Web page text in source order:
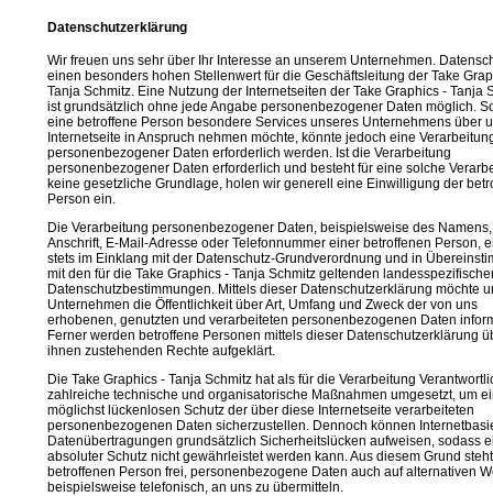
Datenschutzerklärung
Wir freuen uns sehr über Ihr Interesse an unserem Unternehmen.
einen besonders hohen Stellenwert für die Geschäftsleitung der Take
Tanja Schmitz. Eine Nutzung der Internetseiten der Take Graphics - Tanja
ist grundsätzlich ohne jede Angabe personenbezogener Daten möglich.
eine betroffene Person besondere Services unseres Unternehmens über
Internetseite in Anspruch nehmen möchte, könnte jedoch eine
personenbezogener Daten erforderlich werden. Ist die Verarbeitung
personenbezogener Daten erforderlich und besteht für eine solche
keine gesetzliche Grundlage, holen wir generell eine Einwilligung der
Person ein.
Die Verarbeitung personenbezogener Daten, beispielsweise des
Anschrift, E-Mail-Adresse oder Telefonnummer einer betroffenen Person,
stets im Einklang mit der Datenschutz-Grundverordnung und in
mit den für die Take Graphics - Tanja Schmitz geltenden
Datenschutzbestimmungen. Mittels dieser Datenschutzerklärung möchte
Unternehmen die Öffentlichkeit über Art, Umfang und Zweck der von uns
erhobenen, genutzten und verarbeiteten personenbezogenen Daten
Ferner werden betroffene Personen mittels dieser Datenschutzerklärung
ihnen zustehenden Rechte aufgeklärt.
Die Take Graphics - Tanja Schmitz hat als für die Verarbeitung
zahlreiche technische und organisatorische Maßnahmen umgesetzt, um
möglichst lückenlosen Schutz der über diese Internetseite verarbeiteten
personenbezogenen Daten sicherzustellen. Dennoch können
Datenübertragungen grundsätzlich Sicherheitslücken aufweisen, sodass
absoluter Schutz nicht gewährleistet werden kann. Aus diesem Grund
betroffenen Person frei, personenbezogene Daten auch auf alternativen
beispielsweise telefonisch, an uns zu übermitteln.